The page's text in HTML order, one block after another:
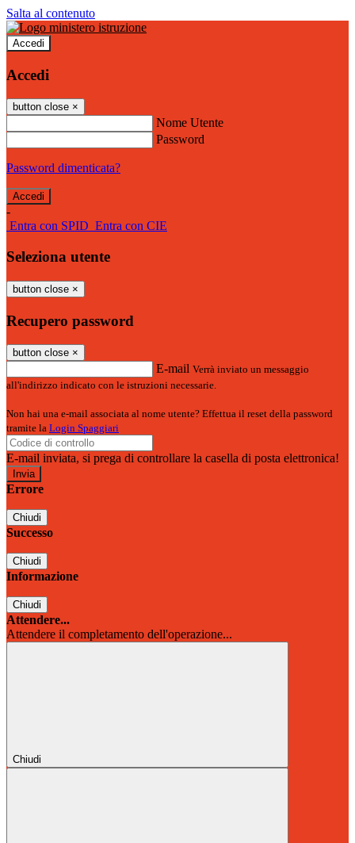
Salta al contenuto
Accedi
Accedi
button close ×
Nome Utente
Password
Password dimenticata?
-
Entra con SPID Entra con CIE
Seleziona utente
button close ×
Recupero password
button close ×
E-mail Verrà inviato un messaggio
all'indirizzo indicato con le istruzioni necessarie.
Non hai una e-mail associata al nome utente? Effettua il reset della password
tramite la Login Spaggiari
E-mail inviata, si prega di controllare la casella di posta elettronica!
Errore
Chiudi
Successo
Chiudi
Informazione
Chiudi
Attendere...
Attendere il completamento dell'operazione...
Chiudi